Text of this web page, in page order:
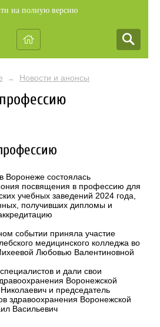
на полную версию
→ Новости и анонсы
Воронеже состоялась
посвящения в профессию для
учебных заведений 2024 года,
получивших дипломы и
событии приняла участие
медицинского колледжа во
Любовью Валентиновной
и дали свои
Воронежской
и председатель
здравоохранения Воронежской
Васильевич